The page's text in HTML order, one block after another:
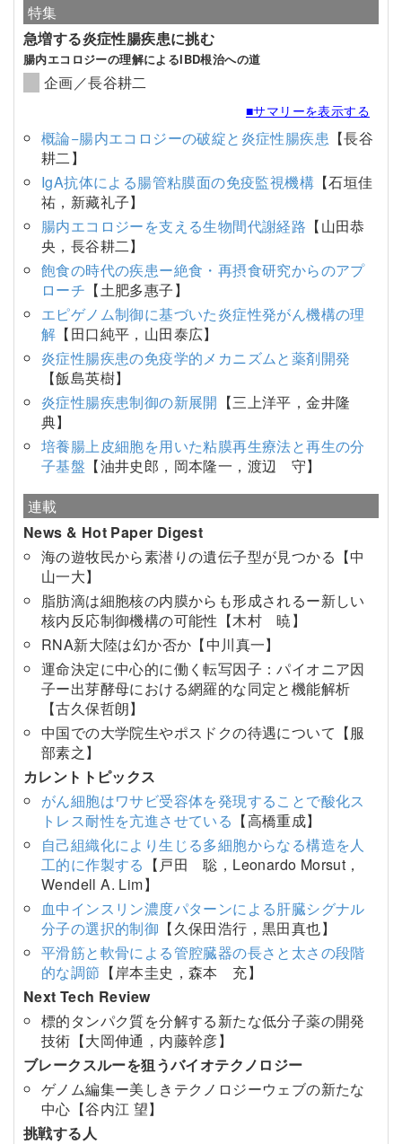
特集
急増する炎症性腸疾患に挑む
腸内エコロジーの理解によるIBD根治への道
企画／長谷耕二
■サマリーを表示する
概論−腸内エコロジーの破綻と炎症性腸疾患 【長谷
耕二】
IgA抗体による腸管粘膜面の免疫監視機構 【石垣佳
祐，新藏礼子】
腸内エコロジーを支える生物間代謝経路 【山田恭
央，長谷耕二】
飽食の時代の疾患ー絶食・再摂食研究からのアプ
ローチ 【土肥多惠子】
エピゲノム制御に基づいた炎症性発がん機構の理
解 【田口純平，山田泰広】
炎症性腸疾患の免疫学的メカニズムと薬剤開発
【飯島英樹】
炎症性腸疾患制御の新展開 【三上洋平，金井隆
典】
培養腸上皮細胞を用いた粘膜再生療法と再生の分
子基盤 【油井史郎，岡本隆一，渡辺 守】
連載
News & Hot Paper Digest
海の遊牧民から素潜りの遺伝子型が見つかる【中
山一大】
脂肪滴は細胞核の内膜からも形成されるー新しい
核内反応制御機構の可能性【木村 暁】
RNA新大陸は幻か否か【中川真一】
運命決定に中心的に働く転写因子：パイオニア因
子ー出芽酵母における網羅的な同定と機能解析
【古久保哲朗】
中国での大学院生やポスドクの待遇について【服
部素之】
カレントトピックス
がん細胞はワサビ受容体を発現することで酸化ス
トレス耐性を亢進させている 【高橋重成】
自己組織化により生じる多細胞からなる構造を人
工的に作製する 【戸田 聡，Leonardo Morsut，
Wendell A. Lim】
血中インスリン濃度パターンによる肝臓シグナル
分子の選択的制御 【久保田浩行，黒田真也】
平滑筋と軟骨による管腔臓器の長さと太さの段階
的な調節 【岸本圭史，森本 充】
Next Tech Review
標的タンパク質を分解する新たな低分子薬の開発
技術【大岡伸通，内藤幹彦】
ブレークスルーを狙うバイオテクノロジー
ゲノム編集ー美しきテクノロジーウェブの新たな
中心【谷内江 望】
挑戦する人